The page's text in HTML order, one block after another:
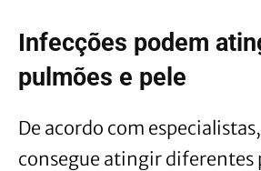
Infecções podem
pulmões e pele
De acordo com
consegue atingir diferentes